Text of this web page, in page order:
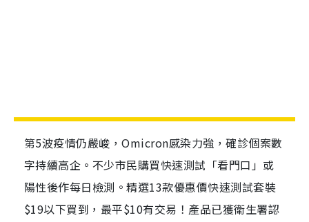
第5波疫情仍嚴峻，Omicron感染力強，確診個案數
字持續高企。不少市民購買快速測試「看門口」或
陽性後作每日檢測。精選13款優惠價快速測試套裝
$19以下買到，最平$10有交易！產品已獲衛生署認